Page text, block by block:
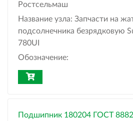
Ростсельмаш
Название узла: Запчасти на
подсолнечника безрядковую
780UI
Обозначение:
Подшипник 180204 ГОСТ